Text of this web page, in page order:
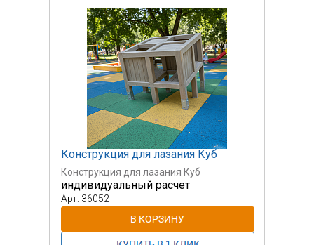
Конструкция для лазания Куб
Конструкция для лазания Куб
индивидуальный расчет
Арт: 36052